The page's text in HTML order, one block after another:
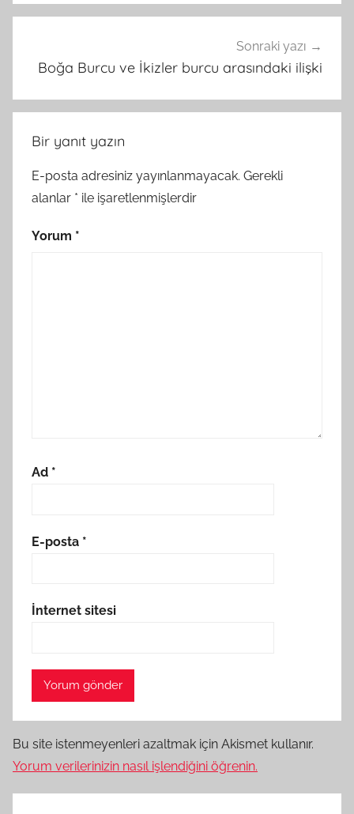
Sonraki yazı
Boğa Burcu ve İkizler burcu arasındaki ilişki
Bir yanıt yazın
E-posta adresiniz yayınlanmayacak. Gerekli
alanlar * ile işaretlenmişlerdir
Yorum *
Ad *
E-posta *
İnternet sitesi
Bu site istenmeyenleri azaltmak için Akismet kullanır.
Yorum verilerinizin nasıl işlendiğini öğrenin.